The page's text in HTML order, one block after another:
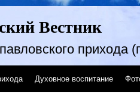
Вестник
прихода
Духовное воспитание